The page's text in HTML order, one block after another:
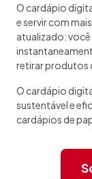
O cardápio
e servir com
atualizado:
retirar produtos
O cardápio
sustentável e
cardápios de